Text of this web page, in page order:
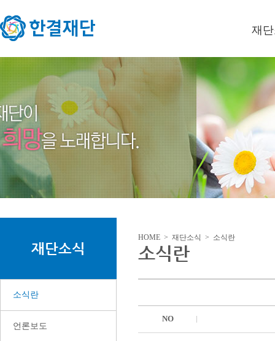
재
이사
미션/
연혁
재단소식
소식란
언론보도
HOME > 재단소식 > 소식란
소식란
NO